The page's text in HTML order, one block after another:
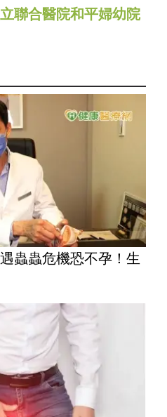
聯合醫院和平婦幼院
蟲蟲危機恐不孕！生